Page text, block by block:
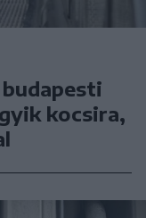
kocsira,